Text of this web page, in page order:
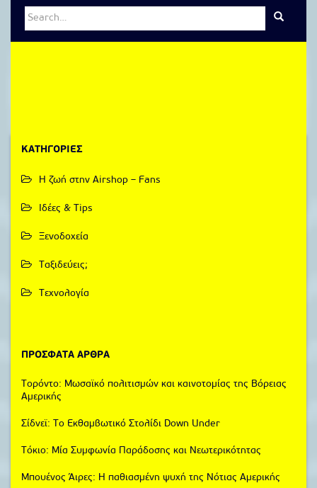
Search
KΑΤΗΓΟΡΊΕΣ
Η ζωή στην Airshop – Fans
Ιδέες & Tips
Ξενοδοχεία
Ταξιδεύεις;
Τεχνολογία
ΠΡΌΣΦΑΤΑ ΆΡΘΡΑ
Τορόντο: Μωσαϊκό πολιτισμών και καινοτομίας της Βόρειας
Αμερικής
Σίδνεϊ: Το Εκθαμβωτικό Στολίδι Down Under
Τόκιο: Μία Συμφωνία Παράδοσης και Νεωτερικότητας
Μπουένος Άιρες: Η παθιασμένη ψυχή της Νότιας Αμερικής